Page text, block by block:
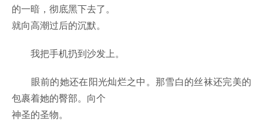
的一暗，彻底黑下去了。
就向高潮过后的沉默。
我把手机扔到沙发上。
眼前的她还在阳光灿烂之中。那雪白的丝袜还完美的
包裹着她的臀部。向个
神圣的圣物。